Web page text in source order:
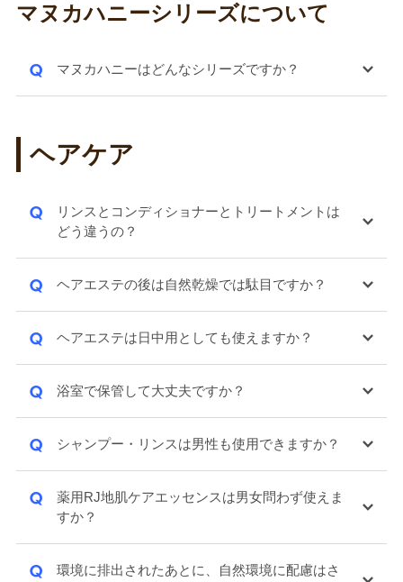
マヌカハニーシリーズについて
Q マヌカハニーはどんなシリーズですか？
ヘアケア
Q
リンスとコンディショナーとトリートメントは
どう違うの？
Q ヘアエステの後は自然乾燥では駄目ですか？
Q ヘアエステは日中用としても使えますか？
Q 浴室で保管して大丈夫ですか？
Q シャンプー・リンスは男性も使用できますか？
Q
薬用RJ地肌ケアエッセンスは男女問わず使えま
すか？
Q 環境に排出されたあとに、自然環境に配慮はさ